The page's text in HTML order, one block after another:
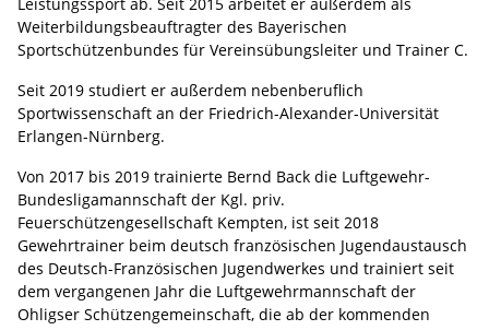
Weiterbildungsbeauftragter des Bayerischen
Sportschützenbundes für Vereinsübungsleiter und Trainer C.
Seit 2019 studiert er außerdem nebenberuflich
Sportwissenschaft an der Friedrich-Alexander-Universität
Erlangen-Nürnberg.
Von 2017 bis 2019 trainierte Bernd Back die Luftgewehr-
Bundesligamannschaft der Kgl. priv.
Feuerschützengesellschaft Kempten, ist seit 2018
Gewehrtrainer beim deutsch französischen Jugendaustausch
des Deutsch-Französischen Jugendwerkes und trainiert seit
dem vergangenen Jahr die Luftgewehrmannschaft der
Ohligser Schützengemeinschaft, die ab der kommenden